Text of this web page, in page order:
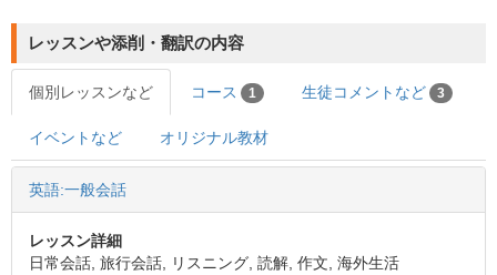
レッスンや添削・翻訳の内容
個別レッスンなど コース 1 生徒コメントなど 3
イベントなど オリジナル教材
英語:一般会話
レッスン詳細
日常会話, 旅行会話, リスニング, 読解, 作文, 海外生活